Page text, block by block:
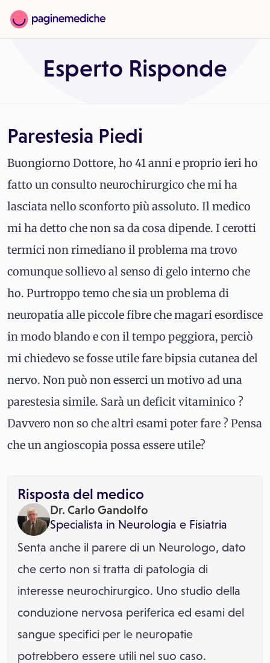
Esperto Risponde
Parestesia Piedi
Buongiorno Dottore, ho 41 anni e proprio ieri ho
fatto un consulto neurochirurgico che mi ha
lasciata nello sconforto più assoluto. Il medico
mi ha detto che non sa da cosa dipende. I cerotti
termici non rimediano il problema ma trovo
comunque sollievo al senso di gelo interno che
ho. Purtroppo temo che sia un problema di
neuropatia alle piccole fibre che magari esordisce
in modo blando e con il tempo peggiora, perciò
mi chiedevo se fosse utile fare bipsia cutanea del
nervo. Non può non esserci un motivo ad una
parestesia simile. Sarà un deficit vitaminico ?
Davvero non so che altri esami poter fare ? Pensa
che un angioscopia possa essere utile?
Risposta del medico
Dr. Carlo Gandolfo
Specialista in Neurologia e Fisiatria
Senta anche il parere di un Neurologo, dato
che certo non si tratta di patologia di
interesse neurochirurgico. Uno studio della
conduzione nervosa periferica ed esami del
sangue specifici per le neuropatie
potrebbero essere utili nel suo caso.